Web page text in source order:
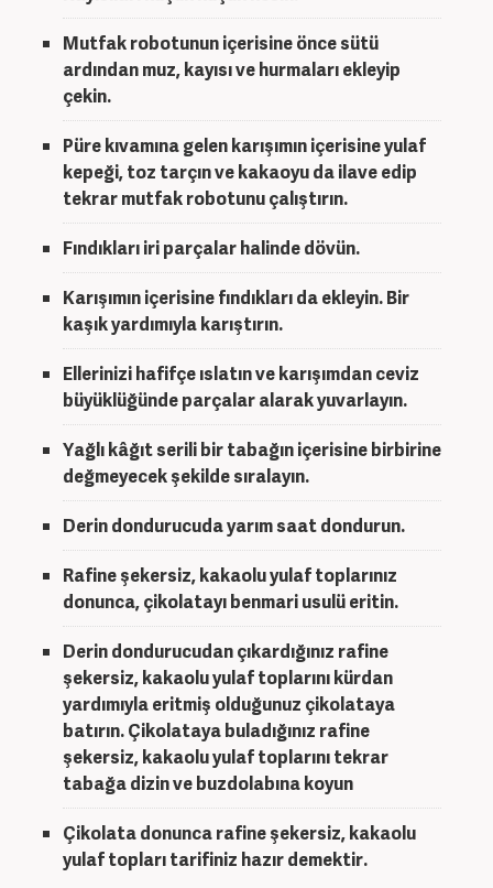
Mutfak robotunun içerisine önce sütü
ardından muz, kayısı ve hurmaları ekleyip
çekin.
Püre kıvamına gelen karışımın içerisine yulaf
kepeği, toz tarçın ve kakaoyu da ilave edip
tekrar mutfak robotunu çalıştırın.
Fındıkları iri parçalar halinde dövün.
Karışımın içerisine fındıkları da ekleyin. Bir
kaşık yardımıyla karıştırın.
Ellerinizi hafifçe ıslatın ve karışımdan ceviz
büyüklüğünde parçalar alarak yuvarlayın.
Yağlı kâğıt serili bir tabağın içerisine birbirine
değmeyecek şekilde sıralayın.
Derin dondurucuda yarım saat dondurun.
Rafine şekersiz, kakaolu yulaf toplarınız
donunca, çikolatayı benmari usulü eritin.
Derin dondurucudan çıkardığınız rafine
şekersiz, kakaolu yulaf toplarını kürdan
yardımıyla eritmiş olduğunuz çikolataya
batırın. Çikolataya buladığınız rafine
şekersiz, kakaolu yulaf toplarını tekrar
tabağa dizin ve buzdolabına koyun
Çikolata donunca rafine şekersiz, kakaolu
yulaf topları tarifiniz hazır demektir.